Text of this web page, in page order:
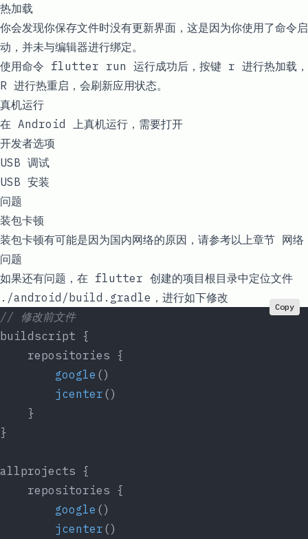
热加载
你会发现你保存文件时没有更新界面，这是因为你使用了命令启
动，并未与编辑器进行绑定。
使用命令 flutter run 运行成功后，按键 r 进行热加载，
R 进行热重启，会刷新应用状态。
真机运行
在 Android 上真机运行，需要打开
开发者选项
USB 调试
USB 安装
问题
装包卡顿
装包卡顿有可能是因为国内网络的原因，请参考以上章节 网络
问题
如果还有问题，在 flutter 创建的项目根目录中定位文件
./android/build.gradle ，进行如下修改
// 修改前文件
buildscript {
    repositories {
        google
()
        jcenter
()
    }
}
allprojects {
    repositories {
        google
()
        jcenter
()
Copy